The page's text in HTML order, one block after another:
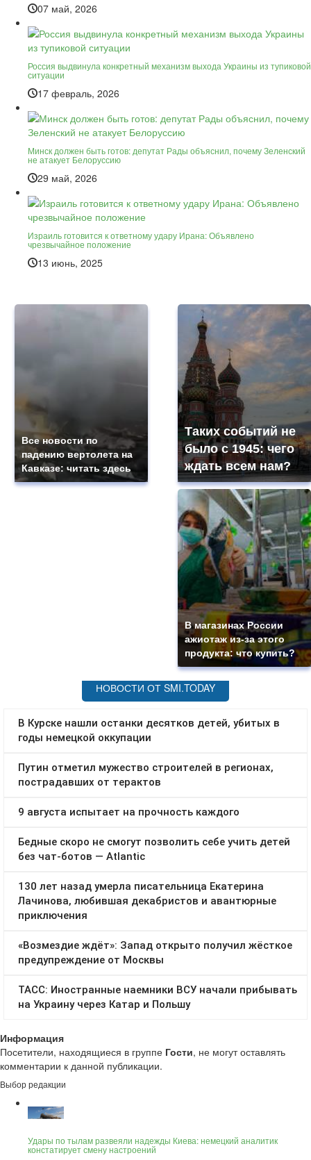
07 май, 2026
Россия выдвинула конкретный механизм выхода Украины из тупиковой
ситуации
17 февраль, 2026
Минск должен быть готов: депутат Рады объяснил, почему Зеленский
не атакует Белоруссию
29 май, 2026
Израиль готовится к ответному удару Ирана: Объявлено
чрезвычайное положение
13 июнь, 2025
Все новости по
падению вертолета на
Кавказе: читать здесь
Таких событий не
было с 1945: чего
ждать всем нам?
В магазинах России
ажиотаж из-за этого
продукта: что купить?
Информация
Посетители, находящиеся в группе Гости, не могут оставлять
комментарии к данной публикации.
Выбор редакции
Удары по тылам развеяли надежды Киева: немецкий аналитик
констатирует смену настроений